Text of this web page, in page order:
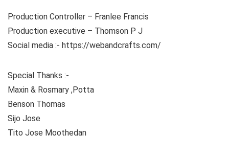
Production Controller – Franlee Francis
Production executive – Thomson P J
Social media :- https://webandcrafts.com/
Special Thanks :-
Maxin & Rosmary ,Potta
Benson Thomas
Sijo Jose
Tito Jose Moothedan